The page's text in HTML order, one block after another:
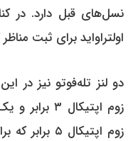
اولتراواید برای ثبت
دو لنز تله‌فوتو نیز در
زوم